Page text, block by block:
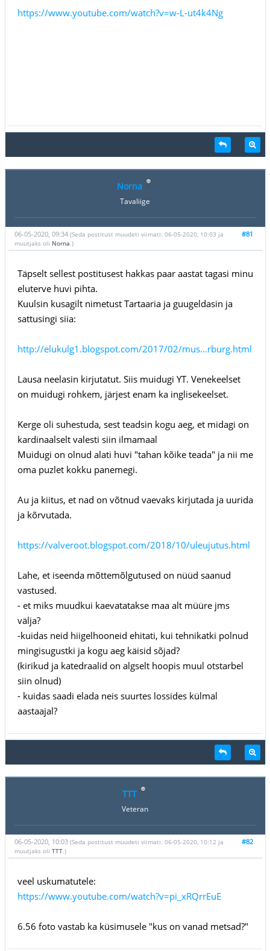
https://www.youtube.com/watch?v=w-L-ut4k4Ng
Norna
Tavaliige
#81
06-05-2020, 09:34 (Seda postitust muudeti viimati: 06-05-2020, 10:03 ja
muutjaks oli Norna .)
Täpselt sellest postitusest hakkas paar aastat tagasi minu
eluterve huvi pihta.
Kuulsin kusagilt nimetust Tartaaria ja guugeldasin ja
sattusingi siia:
http://elukulg1.blogspot.com/2017/02/mus...rburg.html
Lausa neelasin kirjutatut. Siis muidugi YT. Venekeelset
on muidugi rohkem, järjest enam ka inglisekeelset.
Kerge oli suhestuda, sest teadsin kogu aeg, et midagi on
kardinaalselt valesti siin ilmamaal
Muidugi on olnud alati huvi "tahan kõike teada" ja nii me
oma puzlet kokku panemegi.
Au ja kiitus, et nad on võtnud vaevaks kirjutada ja uurida
ja kõrvutada.
https://valveroot.blogspot.com/2018/10/uleujutus.html
Lahe, et iseenda mõttemõlgutused on nüüd saanud
vastused.
- et miks muudkui kaevatatakse maa alt müüre jms
välja?
-kuidas neid hiigelhooneid ehitati, kui tehnikatki polnud
mingisugustki ja kogu aeg käisid sõjad?
(kirikud ja katedraalid on algselt hoopis muul otstarbel
siin olnud)
- kuidas saadi elada neis suurtes lossides külmal
aastaajal?
TTT
Veteran
#82
06-05-2020, 10:03 (Seda postitust muudeti viimati: 06-05-2020, 10:12 ja
muutjaks oli TTT.)
veel uskumatutele:
https://www.youtube.com/watch?v=pi_xRQrrEuE
6.56 foto vastab ka küsimusele "kus on vanad metsad?"